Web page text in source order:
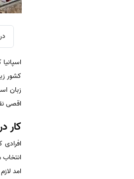
کشور
زبان
اقصی
کار
امد